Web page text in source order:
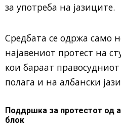
за употреба на јазиците.
Средбата се одржа само
најавениот протест на
кои бараат
полага и на албански
Поддршка за протестот од
блок